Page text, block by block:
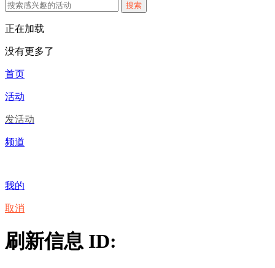
搜索
正在加载
没有更多了
首页
活动
发活动
频道
我的
取消
刷新信息 ID: